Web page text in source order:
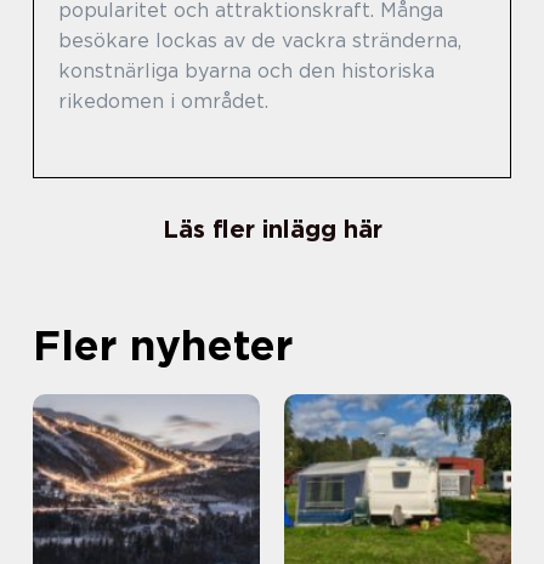
popularitet och attraktionskraft. Många
besökare lockas av de vackra stränderna,
konstnärliga byarna och den historiska
rikedomen i området.
Läs fler inlägg här
Fler nyheter